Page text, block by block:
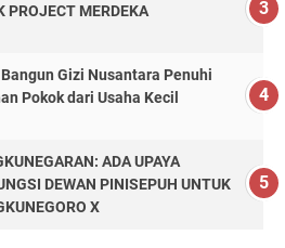
PROJECT MERDEKA
Gizi Nusantara Penuhi
Pokok dari Usaha Kecil
ADA UPAYA
DEWAN PINISEPUH UNTUK
X